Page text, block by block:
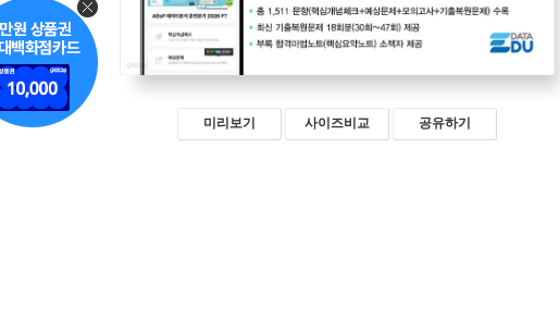
미리보기 사이즈비교 공유하기